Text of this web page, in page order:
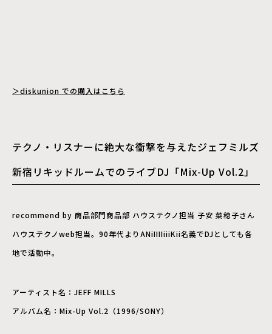
＞diskunion での購入はこちら
テクノ・リスナーに絶大な衝撃を与えたジェフミルズ
新宿リキッドルームでのライブDJ「Mix-Up Vol.2」
recommend by 商品部門商品部 ハウステクノ担当 子安 菜穂子さん
ハウステクノweb担当。90年代よりANiIIIIiiiKii名義でDJとしても各
地で活動中。
アーティスト名：JEFF MILLS
アルバム名：Mix-Up Vol.2（1996/SONY）